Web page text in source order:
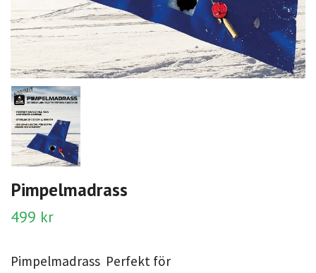
Pimpelmadrass
499 kr
Pimpelmadrass Perfekt för